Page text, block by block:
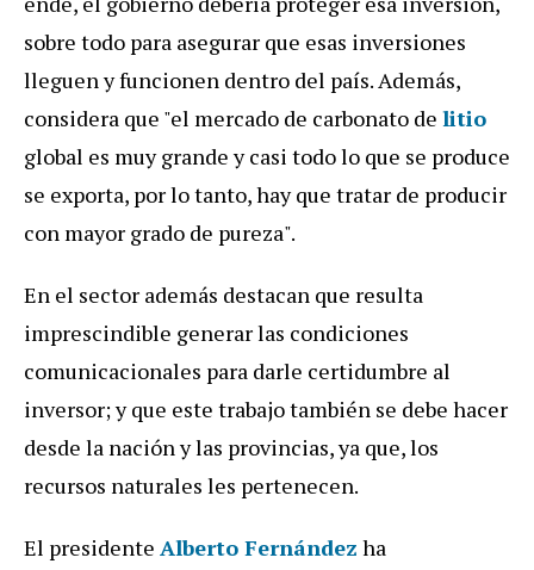
sobre todo para asegurar que esas inversiones
lleguen y funcionen dentro del país. Además,
considera que "el mercado de carbonato de litio
global es muy grande y casi todo lo que se produce
se exporta, por lo tanto, hay que tratar de producir
con mayor grado de pureza".
En el sector además destacan que resulta
imprescindible generar las condiciones
comunicacionales para darle certidumbre al
inversor; y que este trabajo también se debe hacer
desde la nación y las provincias, ya que, los
recursos naturales les pertenecen.
El presidente Alberto Fernández ha